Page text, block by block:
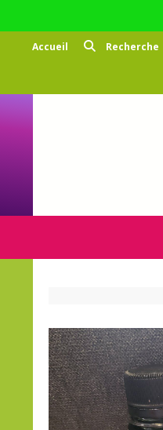
Accueil Recherche